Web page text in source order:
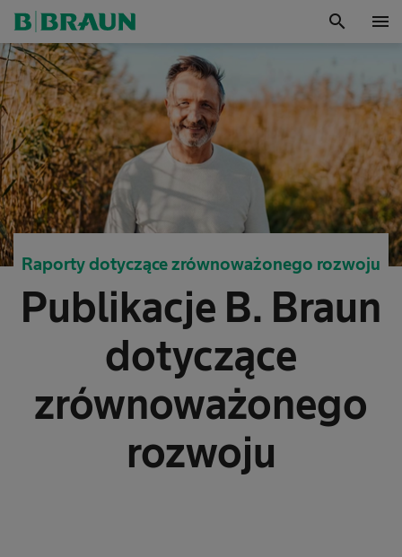
search menu
Raporty dotyczące zrównoważonego rozwoju
Publikacje B. Braun
dotyczące
zrównoważonego
rozwoju